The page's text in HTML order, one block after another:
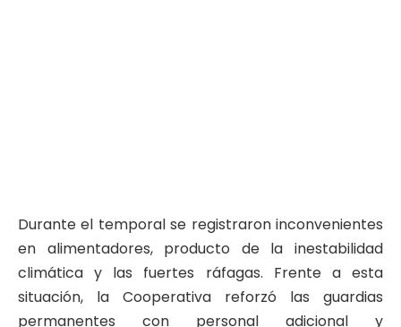
Durante el temporal se registraron inconvenientes
en alimentadores, producto de la inestabilidad
climática y las fuertes ráfagas. Frente a esta
situación, la Cooperativa reforzó las guardias
permanentes con personal adicional y